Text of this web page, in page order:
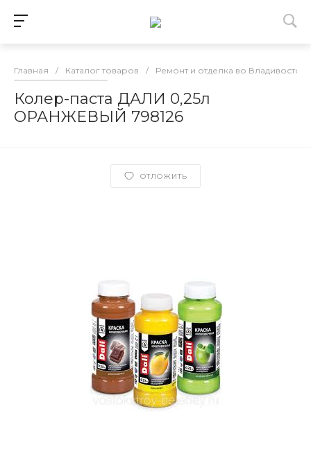
Главная / Каталог товаров / Ремонт и отделка во Владивостоке
Колер-паста ДАЛИ 0,25л
ОРАНЖЕВЫЙ 798126
ОТЛОЖИТЬ